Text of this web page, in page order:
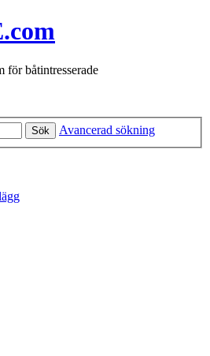
för båtintresserade
Sök Avancerad sökning